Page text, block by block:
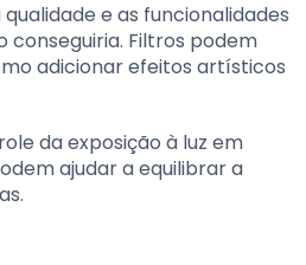
e as funcionalidades
conseguiria. Filtros podem
adicionar efeitos artísticos
da exposição à luz em
ajudar a equilibrar a